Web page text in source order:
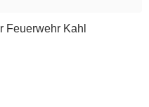
Feuerwehr Kahl